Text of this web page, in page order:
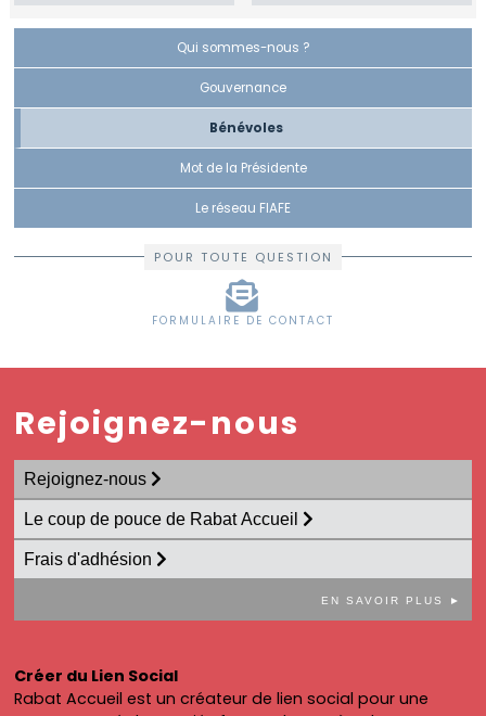
Qui sommes-nous ?
Gouvernance
Bénévoles
Mot de la Présidente
Le réseau FIAFE
POUR TOUTE QUESTION
FORMULAIRE DE CONTACT
Rejoignez-nous
Rejoignez-nous
Le coup de pouce de Rabat Accueil
Frais d'adhésion
EN SAVOIR PLUS ►
Créer du Lien Social
Rabat Accueil est un créateur de lien social pour une